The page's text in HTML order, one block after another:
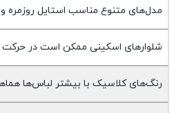
مدل‌های متنوع مناسب استایل روزمره
شلوارهای اسکینی ممکن است در حرکت
رنگ‌های کلاسیک با بیشتر لباس‌ها